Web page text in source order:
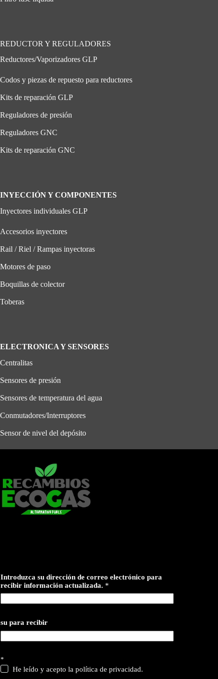
REDUCTOR Y REGULADORES
Reductores/Vaporizadores GLP
Codos y piezas de repuesto para reductores
Kits de reparación GLP
Reguladores de presión
Reguladores GNC
Kits de reparación GNC
INYECCIÓN Y COMPONENTES
Inyectores individuales GLP
Accesorios inyectores
Rail / Riel / Rampas inyectoras
Motores de paso
Boquillas de colector
Toberas
ELECTRONICA Y SENSORES
Centralitas
Sensores de presión
Sensores de temperatura del agua
Conmutadores/Interruptores
Sensor de nivel del depósito
Introduzca su dirección de correo electrónico para
recibir información actualizada. *
su para recibir
*
He leído y acepto la política de privacidad.